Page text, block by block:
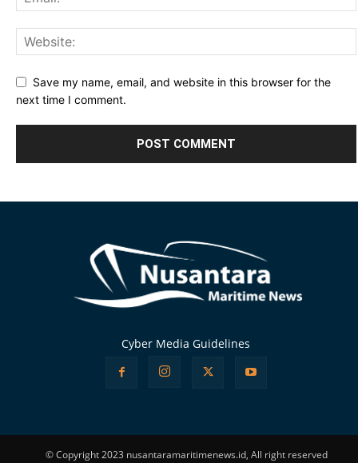
Save my name, email, and website in this browser for the
next time I comment.
Cyber Media Guidelines
© Copyright 2023 nusantaramaritimenews.id, All right reserved